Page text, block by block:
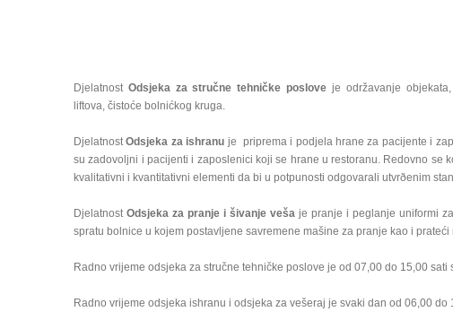
Djelatnost Odsjeka za stručne tehničke poslove je održavanje
liftova, čistoće bolnićkog kruga.
DjelatnostOdsjeka za ishranu je priprema i podjela hrane za pacijente i
su zadovoljni i pacijenti i zaposlenici koji se hrane u restoranu. Redovno se
kvalitativni i kvantitativni elementi da bi u potpunosti odgovarali utvrðenim
Djelatnost Odsjeka za pranje i šivanje vešaje pranje i peglanje uniformi
spratu bolnice u kojem postavljene savremene mašine za pranje kao i
Radno vrijeme odsjeka za stručne tehničke poslove je od 07,00 do 15,00
Radno vrijeme odsjeka ishranu i odsjeka za vešeraj je svaki dan od 06,00 do